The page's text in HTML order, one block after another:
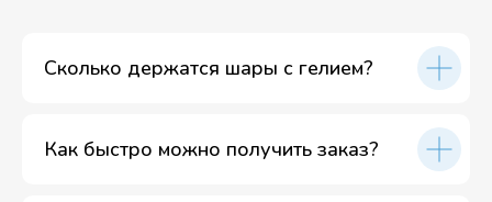
Сколько держатся шары с гелием?
Как быстро можно получить заказ?